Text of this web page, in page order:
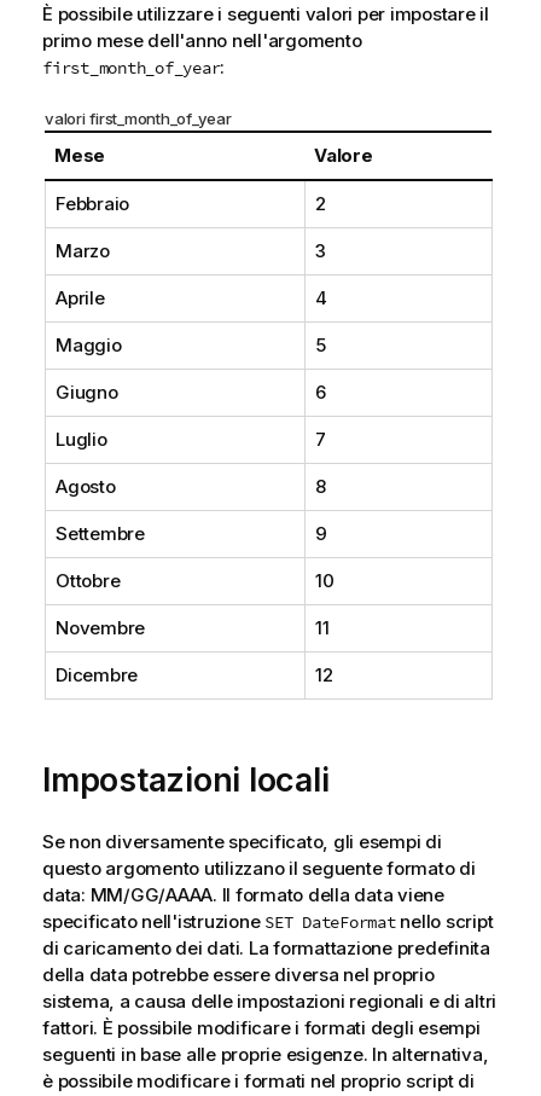
È possibile utilizzare i seguenti valori per impostare il
primo mese dell'anno nell'argomento
first_month_of_year:
valori first_month_of_year
Mese Valore
Febbraio 2
Marzo 3
Aprile 4
Maggio 5
Giugno 6
Luglio 7
Agosto 8
Settembre 9
Ottobre 10
Novembre 11
Dicembre 12
Impostazioni locali
Se non diversamente specificato, gli esempi di
questo argomento utilizzano il seguente formato di
data: MM/GG/AAAA. Il formato della data viene
specificato nell'istruzione SET DateFormatnello script
di caricamento dei dati. La formattazione predefinita
della data potrebbe essere diversa nel proprio
sistema, a causa delle impostazioni regionali e di altri
fattori. È possibile modificare i formati degli esempi
seguenti in base alle proprie esigenze. In alternativa,
è possibile modificare i formati nel proprio script di